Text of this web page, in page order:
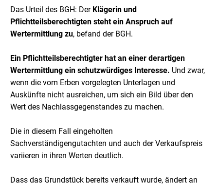
Das Urteil des BGH: Der Klägerin und
Pflichtteilsberechtigten steht ein Anspruch auf
Wertermittlung zu, befand der BGH.
Ein Pflichtteilsberechtigter hat an einer derartigen
Wertermittlung ein schutzwürdiges Interesse. Und zwar,
wenn die vom Erben vorgelegten Unterlagen und
Auskünfte nicht ausreichen, um sich ein Bild über den
Wert des Nachlassgegenstandes zu machen.
Die in diesem Fall eingeholten
Sachverständigengutachten und auch der Verkaufspreis
variieren in ihren Werten deutlich.
Dass das Grundstück bereits verkauft wurde, ändert an